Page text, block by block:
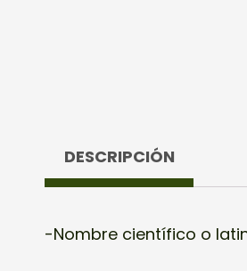
DESCRIPCIÓN
-Nombre científico o